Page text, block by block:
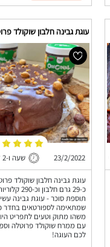
עוגת גבינה חלבון שוקולד
23/2/2022 שעה ו-2 דקות
עוגת גבינה חלבון שוקולד
כ-29 גרם
תוספת סוכר - עוגת גבינה
שמתאימה לספורטאים בחדר
משהו מתוק וטעים לתפריט
עם ממרח שוקולד פרוטלה
לכם העוגה!